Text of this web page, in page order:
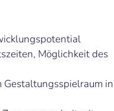
Möglichkeit des
in